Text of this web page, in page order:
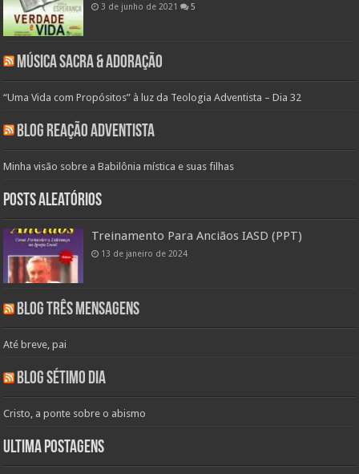
3 de junho de 2021 5
Música Sacra & Adoração
“Uma Vida com Propósitos” à luz da Teologia Adventista – Dia 32
Blog Reação Adventista
Minha visão sobre a Babilônia mística e suas filhas
Posts aleatórios
Treinamento Para Anciãos IASD (PPT)
13 de janeiro de 2024
Blog Três Mensagens
Até breve, pai
Blog Sétimo Dia
Cristo, a ponte sobre o abismo
Ultima Postagens